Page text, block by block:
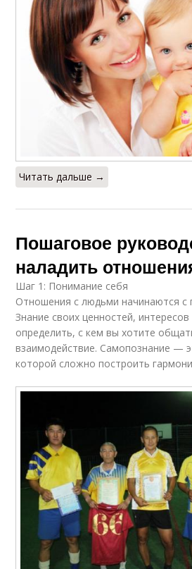
Читать дальше →
Пошаговое
наладить
Шаг 1: Понимание себя
Отношения с людьми начинаются с
Знание своих ценностей,
определить, с кем вы хотите
взаимодействие. Самопознание —
которой сложно построить